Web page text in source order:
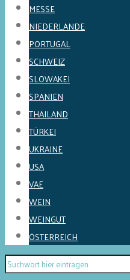
MESSE
NIEDERLANDE
PORTUGAL
SCHWEIZ
SLOWAKEI
SPANIEN
THAILAND
TÜRKEI
UKRAINE
USA
VAE
WEIN
WEINGUT
ÖSTERREICH